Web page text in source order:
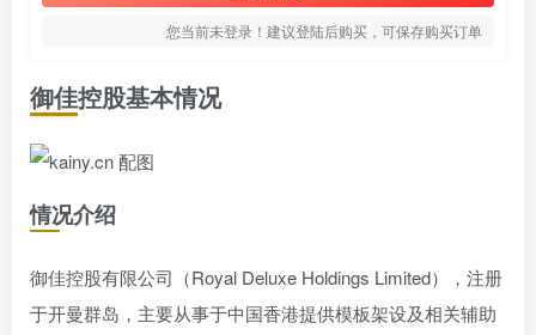
您当前未登录！建议登陆后购买，可保存购买订单
御佳控股基本情况
情况介绍
御佳控股有限公司（Royal Deluxe Holdings Limited），注册
于开曼群岛，主要从事于中国香港提供模板架设及相关辅助